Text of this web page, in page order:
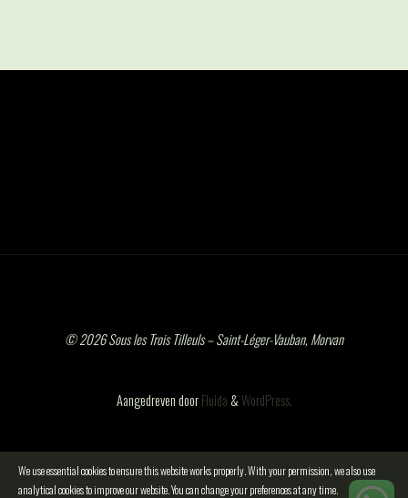
© 2026 Sous les Trois Tilleuls – Saint-Léger-Vauban, Morvan
Aangedreven doorFluida & WordPress.
We use essential cookies to ensure this website works properly. With your permission, we also use
analytical cookies to improve our website. You can change your preferences at any time.